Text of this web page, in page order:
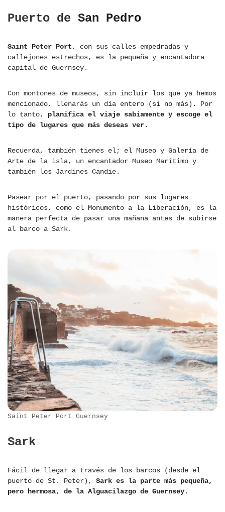
Puerto de San Pedro
Saint Peter Port, con sus calles empedradas y
callejones estrechos, es la pequeña y encantadora
capital de Guernsey.
Con montones de museos, sin incluir los que ya hemos
mencionado, llenarás un día entero (si no más). Por
lo tanto, planifica el viaje sabiamente y escoge el
tipo de lugares que más deseas ver.
Recuerda, también tienes el; el Museo y Galería de
Arte de la isla, un encantador Museo Marítimo y
también los Jardines Candie.
Pasear por el puerto, pasando por sus lugares
históricos, como el Monumento a la Liberación, es la
manera perfecta de pasar una mañana antes de subirse
al barco a Sark.
Saint Peter Port Guernsey
Sark
Fácil de llegar a través de los barcos (desde el
puerto de St. Peter), Sark es la parte más pequeña,
pero hermosa, de la Alguacilazgo de Guernsey.